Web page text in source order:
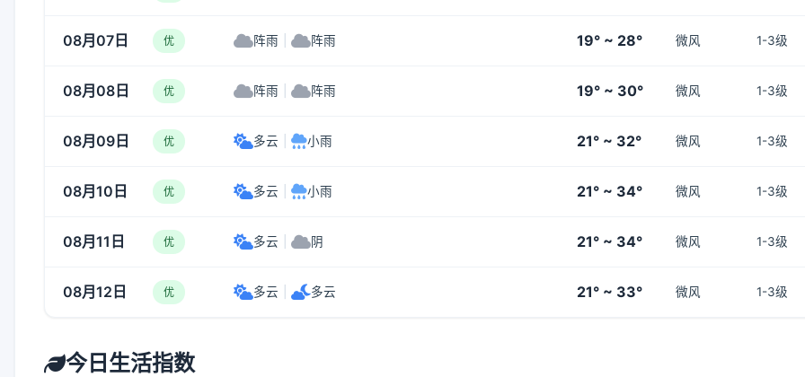
08月07日 优 阵雨 阵雨 19° ~ 28° 微风 1-3级
08月08日 优 阵雨 阵雨 19° ~ 30° 微风 1-3级
08月09日 优 多云 小雨 21° ~ 32° 微风 1-3级
08月10日 优 多云 小雨 21° ~ 34° 微风 1-3级
08月11日 优 多云 阴 21° ~ 34° 微风 1-3级
08月12日 优 多云 多云 21° ~ 33° 微风 1-3级
今日生活指数